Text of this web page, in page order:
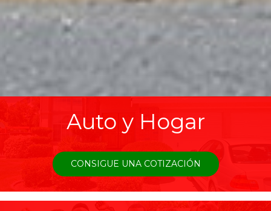
Auto y Hogar
CONSIGUE UNA COTIZACIÓN